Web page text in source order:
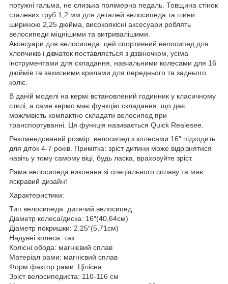
потужні гальма, не слизька полімерна педаль. Товщина стінок
сталевих труб 1,2 мм для деталей велосипеда та шини
шириною 2,25 дюйма, високоякісні аксесуари роблять
велосипеди міцнішими та витривалішими.
Аксесуари для велосипеда: цей спортивний велосипед для
хлопчиків і дівчаток поставляється з дзвіночком, усіма
інструментами для складання, навчальними колесами для 16
дюймів та захисними крилами для переднього та заднього
коліс.
В даній моделі на кермі встановлений годинник у класичному
стилі, а саме кермо має функцію складання, що дає
можливість компактно складати велосипед при
транспортуванні. Ця функція називається Quick Realesee.
Рекомендований розмір: велосипед з колесами 16″ підходить
для діток 4-7 років. Примітка: зріст дитини може відрізнятися
навіть у тому самому віці, будь ласка, враховуйте зріст.
Рама велосипеда виконана зі спеціального сплаву та має
яскравий дизайн!
Характеристики:
Тип велосипеда: дитячий велосипед
Діаметр колеса/диска: 16″(40,64см)
Діаметр покришки: 2.25″(5,71см)
Надувні колеса: так
Колісні обода: магнієвий сплав
Матеріал рами: магнієвий сплав
Форм фактор рами: Цілісна
Зріст велосипедиста: 110-116 см